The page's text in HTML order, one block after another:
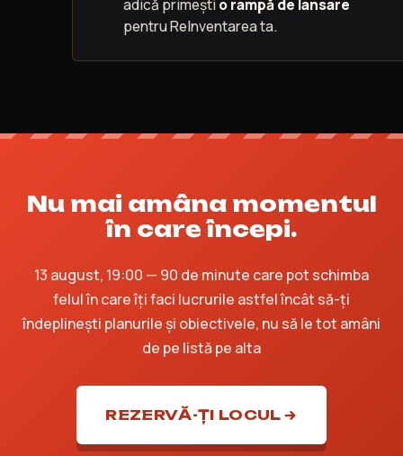
adică primeştio rampă de lansare
pentru ReInventarea ta.
Nu mai amâna momentul
în care începi.
13 august, 19:00 — 90 de minute care pot schimba
felul în care îți faci lucrurile astfel încât să-ți
îndeplinești planurile și obiectivele, nu să le tot amâni
de pe listă pe alta
REZERVĂ-ȚI LOCUL